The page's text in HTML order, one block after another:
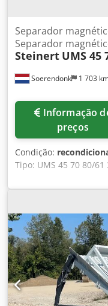
Soerendonk 1 703
Separador
Separador
Steinert UMS 45
preços
Condição:
Tipo: UMS 45 70 80/61
x L: 806 x 750 mm
Distância entre eixos:
novo retificador-
Crsdswvaidepfx Aa Ejf